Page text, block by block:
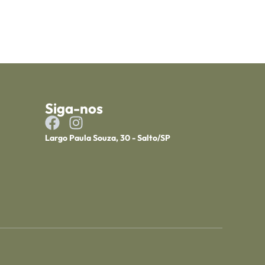
Siga-nos
Largo Paula Souza, 30 - Salto/SP